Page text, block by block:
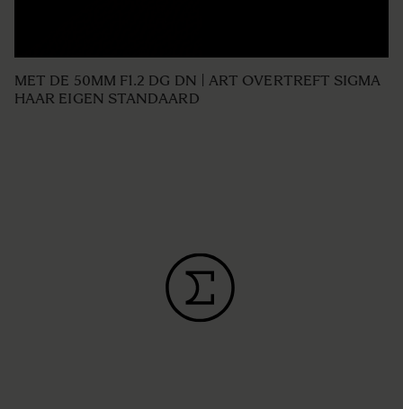
MET DE 50MM F1.2 DG DN | ART OVERTREFT SIGMA
HAAR EIGEN STANDAARD